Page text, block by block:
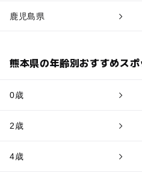
鹿児島県
熊本県の年齢別おすすめスポ
0歳
2歳
4歳